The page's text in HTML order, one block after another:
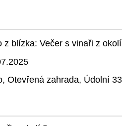
z blízka: Večer s vinaři z
Otevřená zahrada, Údolní 33
automaty
restaurace,
hry. V
širokou nabídku her